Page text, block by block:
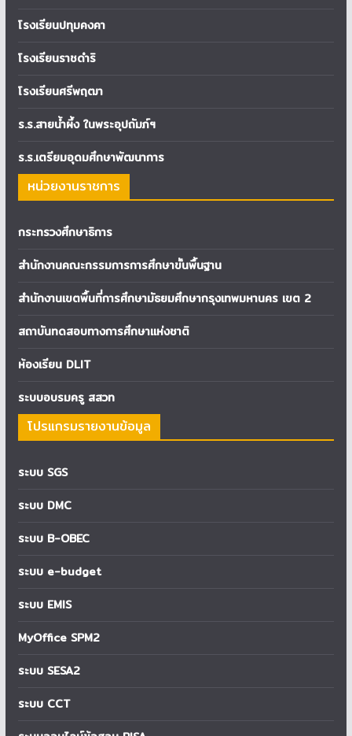
โรงเรียนปทุมคงคา
โรงเรียนราชดำริ
โรงเรียนศรีพฤฒา
ร.ร.สายน้ำผึ้ง ในพระอุปถัมภ์ฯ
ร.ร.เตรียมอุดมศึกษาพัฒนาการ
หน่วยงานราชการ
กระทรวงศึกษาธิการ
สำนักงานคณะกรรมการการศึกษาขั้นพื้นฐาน
สำนักงานเขตพื้นที่การศึกษามัธยมศึกษากรุงเทพมหานคร เขต 2
สถาบันทดสอบทางการศึกษาแห่งชาติ
ห้องเรียน DLIT
ระบบอบรมครู สสวท
โปรแกรมรายงานข้อมูล
ระบบ SGS
ระบบ DMC
ระบบ B-OBEC
ระบบ e-budget
ระบบ EMIS
MyOffice SPM2
ระบบ SESA2
ระบบ CCT